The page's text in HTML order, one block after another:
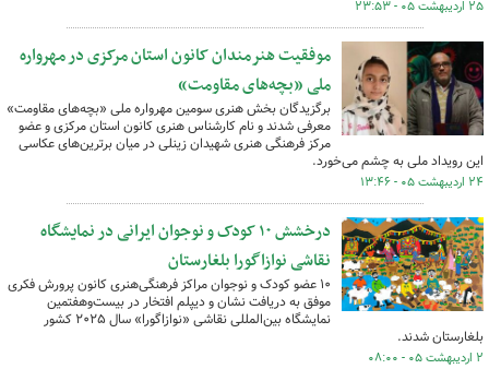
۲۵ اردیبهشت ۰۵ - ۲۳:۵۳
موفقیت هنرمندان کانون استان مرکزی در مهرواره
ملی «بچه‌های مقاومت»
برگزیدگان بخش هنری سومین مهرواره ملی «بچه‌های مقاومت»
معرفی شدند و نام کارشناس هنری کانون استان مرکزی و عضو
مرکز فرهنگی هنری شهیدان زینلی در میان برترین‌های عکاسی
این رویداد ملی به چشم می‌خورد.
۲۴ اردیبهشت ۰۵ - ۱۳:۴۶
درخشش ۱۰ کودک و نوجوان ایرانی در نمایشگاه
نقاشی نوازاگورا بلغارستان
۱۰ عضو کودک و نوجوان مراکز فرهنگی‌هنری کانون پرورش فکری
موفق به دریافت نشان و دیپلم افتخار در بیست‌وهفتمین
نمایشگاه بین‌المللی نقاشی «نوازاگورا» سال ۲۰۲۵ کشور
بلغارستان شدند.
۲ اردیبهشت ۰۵ - ۰۸:۰۰